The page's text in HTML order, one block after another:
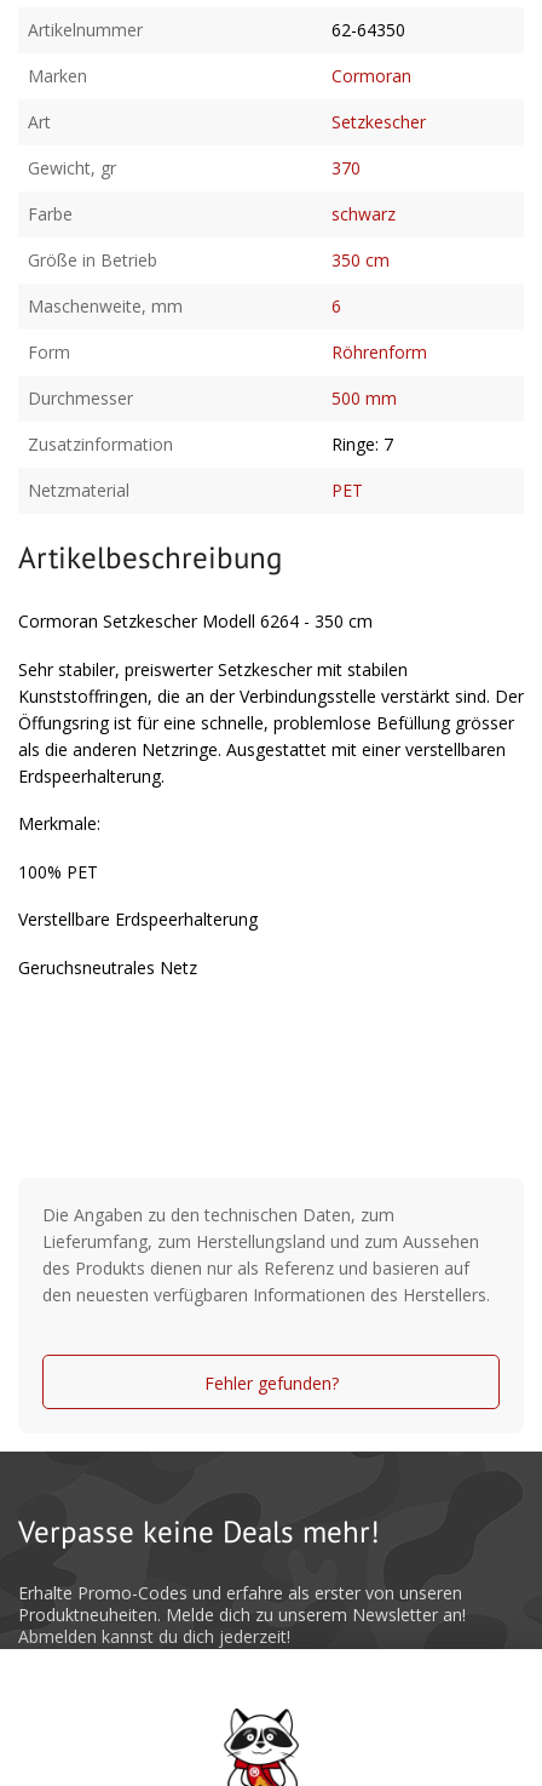
Artikelnummer
62-64350
Marken
Cormoran
Art
Setzkescher
Gewicht, gr
370
Farbe
schwarz
Größe in Betrieb
350 cm
Maschenweite, mm
6
Form
Röhrenform
Durchmesser
500 mm
Zusatzinformation
Ringe: 7
Netzmaterial
PET
Artikelbeschreibung
Cormoran Setzkescher Modell 6264 - 350 cm
Sehr stabiler, preiswerter Setzkescher mit stabilen
Kunststoffringen, die an der Verbindungsstelle verstärkt sind. Der
Öffungsring ist für eine schnelle, problemlose Befüllung grösser
als die anderen Netzringe. Ausgestattet mit einer verstellbaren
Erdspeerhalterung.
Merkmale:
100% PET
Verstellbare Erdspeerhalterung
Geruchsneutrales Netz
Die Angaben zu den technischen Daten, zum
Lieferumfang, zum Herstellungsland und zum Aussehen
des Produkts dienen nur als Referenz und basieren auf
den neuesten verfügbaren Informationen des Herstellers.
Fehler gefunden?
Verpasse keine Deals mehr!
Erhalte Promo-Codes und erfahre als erster von unseren
Produktneuheiten. Melde dich zu unserem Newsletter an!
Abmelden kannst du dich jederzeit!